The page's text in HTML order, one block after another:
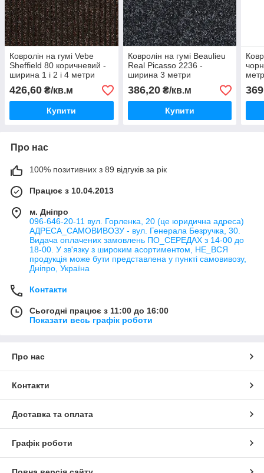
Ковролін на гумі Vebe
Sheffield 80 коричневий -
ширина 1 і 2 і 4 метри
426,60 ₴/кв.м
Купити
Ковролін на гумі Beaulieu
Real Picasso 2236 -
ширина 3 метри
386,20₴/кв.м
Купити
Про нас
100% позитивних з 89 відгуків за рік
Працює з 10.04.2013
м. Дніпро
096-646-20-11 вул. Горленка, 20 (це юридична адреса)
АДРЕСА_САМОВИВОЗУ - вул. Генерала Безручка, 30.
Видача оплачених замовлень ПО_СЕРЕДАХ з 14-00 до
18-00. У зв'язку з широким асортиментом, НЕ_ВСЯ
продукція може бути представлена у пункті самовивозу,
Дніпро, Україна
Контакти
Сьогодні працює з 11:00 до 16:00
Показати весь графік роботи
Про нас
Контакти
Доставка та оплата
Графік роботи